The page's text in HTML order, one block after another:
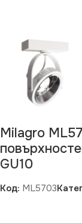
Milagro
GU10
Код: ML5703